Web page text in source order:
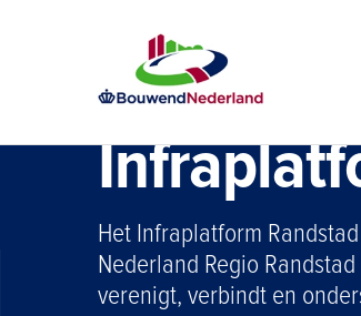
Vereniging
Het Infraplatform
Nederland Regio
verenigt, verbindt en